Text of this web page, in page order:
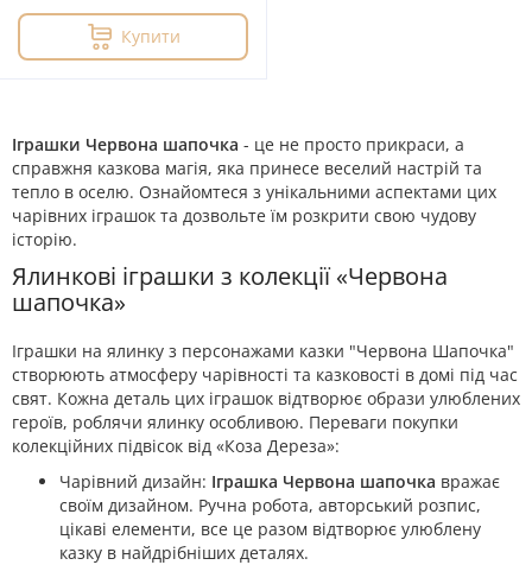
Купити
Іграшки Червона шапочка - це не просто прикраси, а
справжня казкова магія, яка принесе веселий настрій та
тепло в оселю. Ознайомтеся з унікальними аспектами цих
чарівних іграшок та дозвольте їм розкрити свою чудову
історію.
Ялинкові іграшки з колекції «Червона
шапочка»
Іграшки на ялинку з персонажами казки "Червона Шапочка"
створюють атмосферу чарівності та казковості в домі під час
свят. Кожна деталь цих іграшок відтворює образи улюблених
героїв, роблячи ялинку особливою. Переваги покупки
колекційних підвісок від «Коза Дереза»:
Чарівний дизайн: Іграшка Червона шапочка вражає
своїм дизайном. Ручна робота, авторський розпис,
цікаві елементи, все це разом відтворює улюблену
казку в найдрібніших деталях.